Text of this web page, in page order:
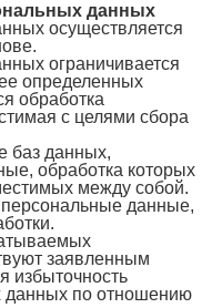
данных
осуществляется
ограничивается
определенных
обработка
с целями сбора
баз данных,
обработка которых
между собой.
данные,
заявленным
избыточность
данных по отношению